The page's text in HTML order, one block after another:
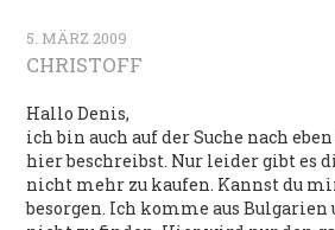
5. MÄRZ 2009
CHRISTOFF
Hallo Denis,
ich bin auch auf der Suche nach
hier beschreibst. Nur leider gibt es
nicht mehr zu kaufen. Kannst du
besorgen. Ich komme aus